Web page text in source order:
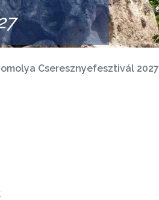
Cseresznyefesztivál 2027